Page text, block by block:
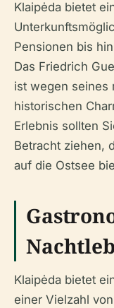
Klaipėda bietet
Pensionen bis
Das Friedrich
ist wegen seines
historischen
Erlebnis sollten
Betracht ziehen,
auf die Ostsee
Klaipėda bietet
einer Vielzahl